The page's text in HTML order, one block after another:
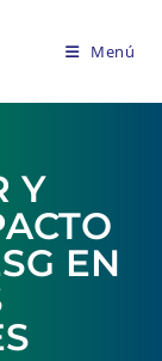
Menú
Y
EN